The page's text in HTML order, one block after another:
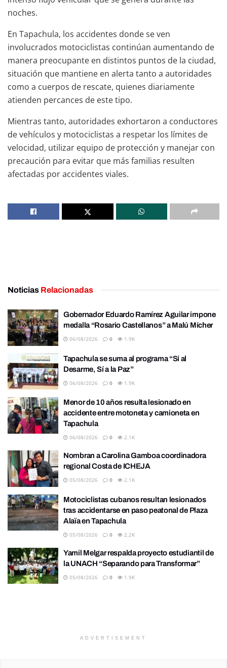
noches.
En Tapachula, los accidentes donde se ven
involucrados motociclistas continúan aumentando de
manera preocupante en distintos puntos de la ciudad,
situación que mantiene en alerta tanto a autoridades
como a cuerpos de rescate, quienes diariamente
atienden percances de este tipo.
Mientras tanto, autoridades exhortaron a conductores
de vehículos y motociclistas a respetar los límites de
velocidad, utilizar equipo de protección y manejar con
precaución para evitar que más familias resulten
afectadas por accidentes viales.
Noticias Relacionadas
Gobernador Eduardo Ramírez Aguilar impone
medalla “Rosario Castellanos” a Malú Mícher
06/08/2026 0 1.9K
Tapachula se suma al programa “Sí al
Desarme, Sí a la Paz”
06/08/2026 0 1.9K
Menor de 10 años resulta lesionado en
accidente entre motoneta y camioneta en
Tapachula
06/08/2026 0 2.1K
Nombran a Carolina Gamboa coordinadora
regional Costa de ICHEJA
05/08/2026 0 2.1K
Motociclistas cubanos resultan lesionados
tras accidentarse en paso peatonal de Plaza
Alaïa en Tapachula
05/08/2026 0 2.2K
Yamil Melgar respalda proyecto estudiantil de
la UNACH “Separando para Transformar”
05/08/2026 0 1.9K
ADVERTISEMENT